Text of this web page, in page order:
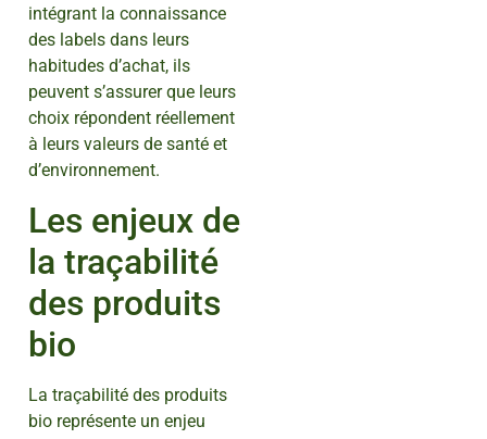
intégrant la connaissance
des labels dans leurs
habitudes d’achat, ils
peuvent s’assurer que leurs
choix répondent réellement
à leurs valeurs de santé et
d’environnement.
Les enjeux de
la traçabilité
des produits
bio
La traçabilité des produits
bio représente un enjeu